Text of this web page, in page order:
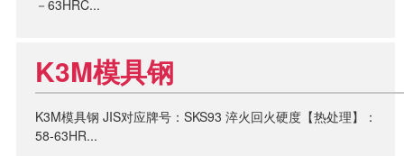
－63HRC...
K3M模具钢
K3M模具钢 JIS对应牌号：SKS93 淬火回火硬度【热处理】：
58-63HR...